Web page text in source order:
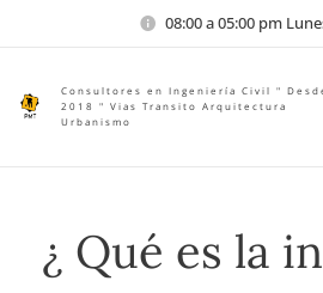
08:00 a 05:00 pm
Consultores en Ingeniería Civil "
2018 " Vias Transito Arquitectura
Urbanismo
¿ Qué es la